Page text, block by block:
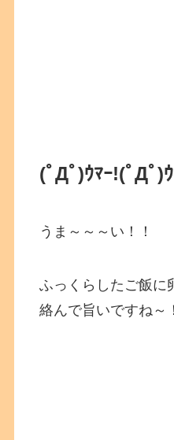
(ﾟДﾟ)ｳﾏｰ!(ﾟДﾟ)
うま～～～い！！
ふっくらしたご飯に
絡んで旨いですね～！